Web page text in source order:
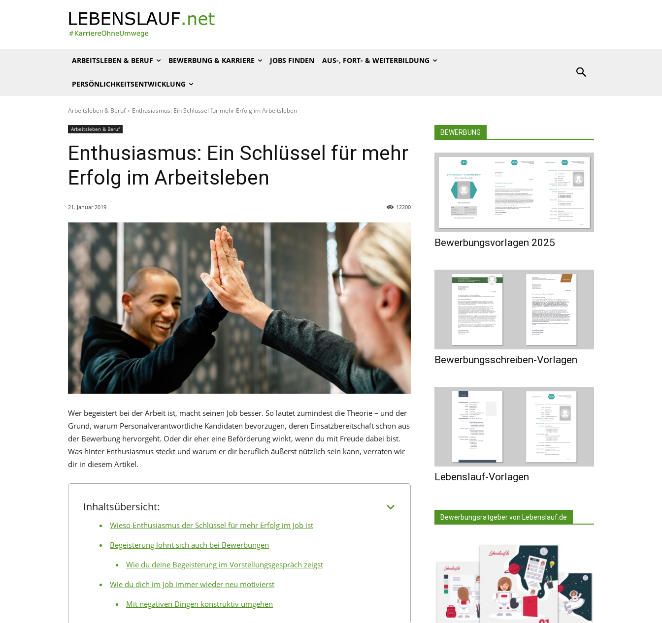
ARBEITSLEBEN & BERUF BEWERBUNG & KARRIERE JOBS FINDEN AUS-, FORT- & WEITERBILDUNG
PERSÖNLICHKEITSENTWICKLUNG
Arbeitsleben & Beruf Enthusiasmus: Ein Schlüssel für mehr Erfolg im Arbeitsleben
Arbeitsleben & Beruf
Enthusiasmus: Ein Schlüssel für mehr
Erfolg im Arbeitsleben
21. Januar 2019 12200
Wer begeistert bei der Arbeit ist, macht seinen Job besser. So lautet zumindest die Theorie – und der
Grund, warum Personalverantwortliche Kandidaten bevorzugen, deren Einsatzbereitschaft schon aus
der Bewerbung hervorgeht. Oder dir eher eine Beförderung winkt, wenn du mit Freude dabei bist.
Was hinter Enthusiasmus steckt und warum er dir beruflich äußerst nützlich sein kann, verraten wir
dir in diesem Artikel.
Inhaltsübersicht:
Wieso Enthusiasmus der Schlüssel für mehr Erfolg im Job ist
Begeisterung lohnt sich auch bei Bewerbungen
Wie du deine Begeisterung im Vorstellungsgespräch zeigst
Wie du dich im Job immer wieder neu motivierst
Mit negativen Dingen konstruktiv umgehen
BEWERBUNG
Bewerbungsvorlagen 2025
Bewerbungsschreiben-Vorlagen
Lebenslauf-Vorlagen
Bewerbungsratgeber von Lebenslauf.de